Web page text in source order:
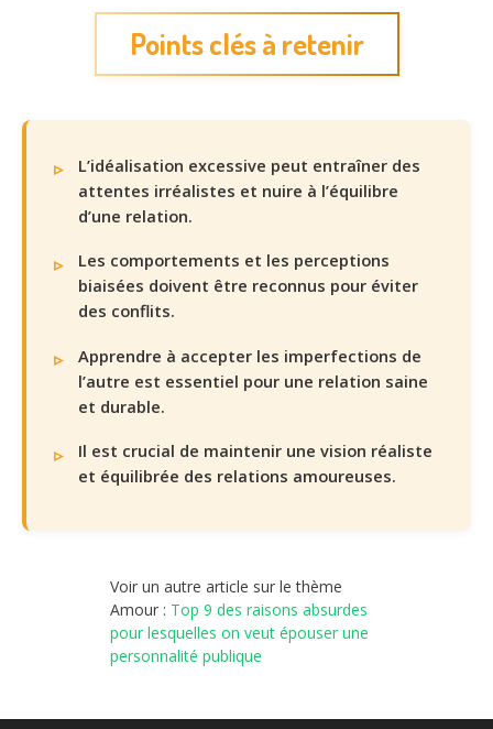
Points clés à retenir
L’idéalisation excessive peut entraîner des
attentes irréalistes et nuire à l’équilibre
d’une relation.
Les comportements et les perceptions
biaisées doivent être reconnus pour éviter
des conflits.
Apprendre à accepter les imperfections de
l’autre est essentiel pour une relation saine
et durable.
Il est crucial de maintenir une vision réaliste
et équilibrée des relations amoureuses.
Voir un autre article sur le thème
Amour : Top 9 des raisons absurdes
pour lesquelles on veut épouser une
personnalité publique